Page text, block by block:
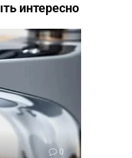
интересно
0